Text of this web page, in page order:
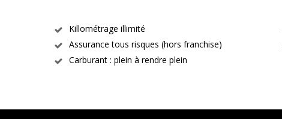
Killométrage illimité
Assurance tous risques (hors franchise)
Carburant : plein à rendre plein